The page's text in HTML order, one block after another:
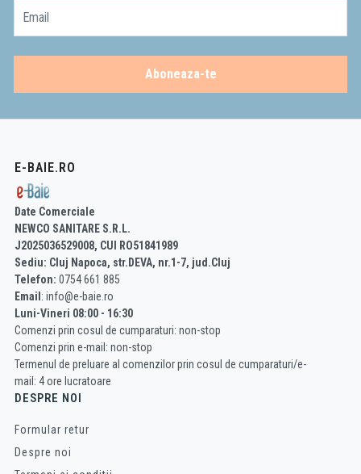
Email
Aboneaza-te
E-BAIE.RO
Date Comerciale
NEWCO SANITARE S.R.L.
J2025036529008, CUI RO51841989
Sediu: Cluj Napoca, str.DEVA, nr.1-7, jud.Cluj
Telefon: 0754 661 885
Email : info@e-baie.ro
Luni-Vineri 08:00 - 16:30
Comenzi prin cosul de cumparaturi: non-stop
Comenzi prin e-mail: non-stop
Termenul de preluare al comenzilor prin cosul de cumparaturi/e-
mail: 4 ore lucratoare
DESPRE NOI
Formular retur
Despre noi